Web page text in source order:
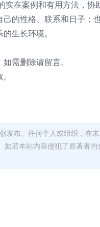
在案例和有用方法，协
的性格、联系和日子；
生长环境。
需删除请留言。
发布。任何个人或组织，在
若本站内容侵犯了原著者